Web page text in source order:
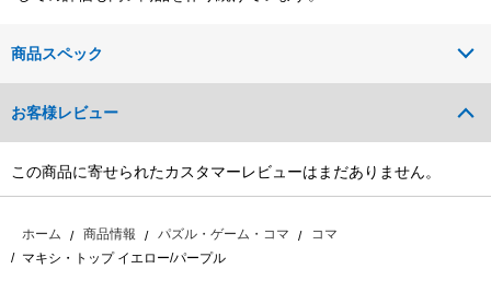
商品スペック
お客様レビュー
この商品に寄せられたカスタマーレビューはまだありません。
ホーム 商品情報 パズル・ゲーム・コマ
コマ
マキシ・トップ イエロー/パープル